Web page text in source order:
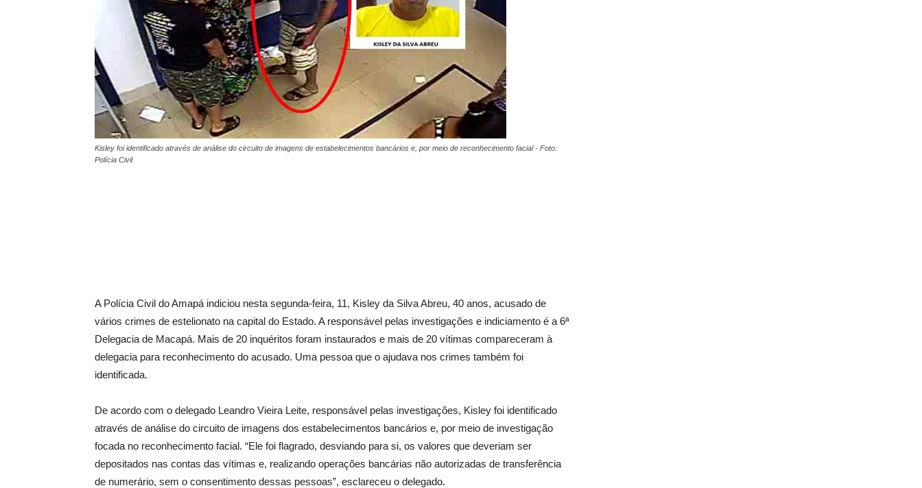
Kisley foi identificado através de análise do circuito de imagens de estabelecimentos bancários e, por meio de reconhecimento facial - Foto:
Polícia Civil
A Polícia Civil do Amapá indiciou nesta segunda-feira, 11, Kisley da Silva Abreu, 40 anos, acusado de
vários crimes de estelionato na capital do Estado. A responsável pelas investigações e indiciamento é a 6ª
Delegacia de Macapá. Mais de 20 inquéritos foram instaurados e mais de 20 vítimas compareceram à
delegacia para reconhecimento do acusado. Uma pessoa que o ajudava nos crimes também foi
identificada.
De acordo com o delegado Leandro Vieira Leite, responsável pelas investigações, Kisley foi identificado
através de análise do circuito de imagens dos estabelecimentos bancários e, por meio de investigação
focada no reconhecimento facial. “Ele foi flagrado, desviando para si, os valores que deveriam ser
depositados nas contas das vítimas e, realizando operações bancárias não autorizadas de transferência
de numerário, sem o consentimento dessas pessoas”, esclareceu o delegado.